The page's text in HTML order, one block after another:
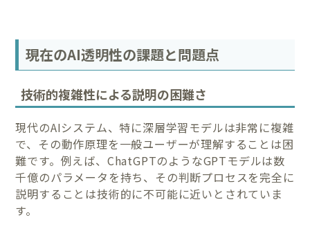
現在のAI透明性の課題と問題点
技術的複雑性による説明の困難さ
現代のAIシステム、特に深層学習モデルは非常に複雑
で、その動作原理を一般ユーザーが理解することは困
難です。例えば、ChatGPTのようなGPTモデルは数
千億のパラメータを持ち、その判断プロセスを完全に
説明することは技術的に不可能に近いとされていま
す。